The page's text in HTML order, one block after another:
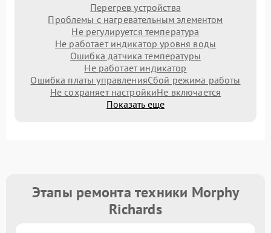
Перегрев устройства
Проблемы с нагревательным элементом
Не регулируется температура
Не работает индикатор уровня воды
Ошибка датчика температуры
Не работает индикатор
Ошибка платы управленияСбой режима работы
Не сохраняет настройкиНе включается
Показать еще
Этапы ремонта техники Morphy
Richards